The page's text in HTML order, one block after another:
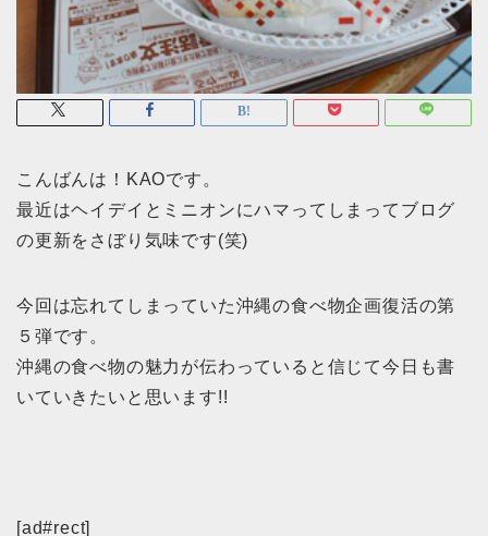
こんばんは！KAOです。
最近はヘイデイとミニオンにハマってしまってブログ
の更新をさぼり気味です(笑)
今回は忘れてしまっていた沖縄の食べ物企画復活の第
５弾です。
沖縄の食べ物の魅力が伝わっていると信じて今日も書
いていきたいと思います!!
[ad#rect]